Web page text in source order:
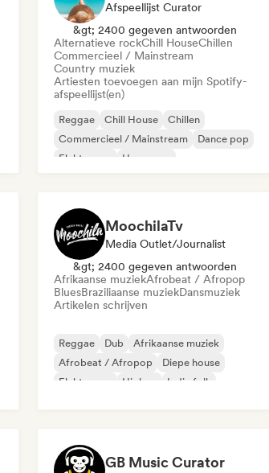
Afspeellijst Curator
&gt; 2400 gegeven antwoorden
Alternatieve rockChill HouseChillen
Commercieel / Mainstream
Country muziek
Artiesten toevoegen aan mijn Spotify-
afspeellijst(en)
Reggae Chill House
Chillen
Commercieel / Mainstream
Dance pop
Elektropop
Hyperpop
MoochilaTv
Media Outlet/Journalist
&gt; 2400 gegeven antwoorden
Afrikaanse muziekAfrobeat / Afropop
BluesBraziliaanse muziekDansmuziek
Artikelen schrijven
Reggae Dub
Afrikaanse muziek
Afrobeat / Afropop
Diepe house
Elektropop
Hiphop Indie folk
GB Music Curator